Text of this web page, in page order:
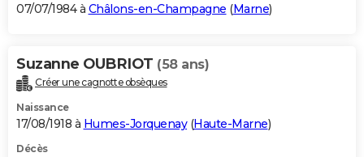
07/07/1984 à Châlons-en-Champagne (Marne)
Suzanne OUBRIOT (58 ans)
Créer une cagnotte obsèques
Naissance
17/08/1918 à Humes-Jorquenay(Haute-Marne)
Décès